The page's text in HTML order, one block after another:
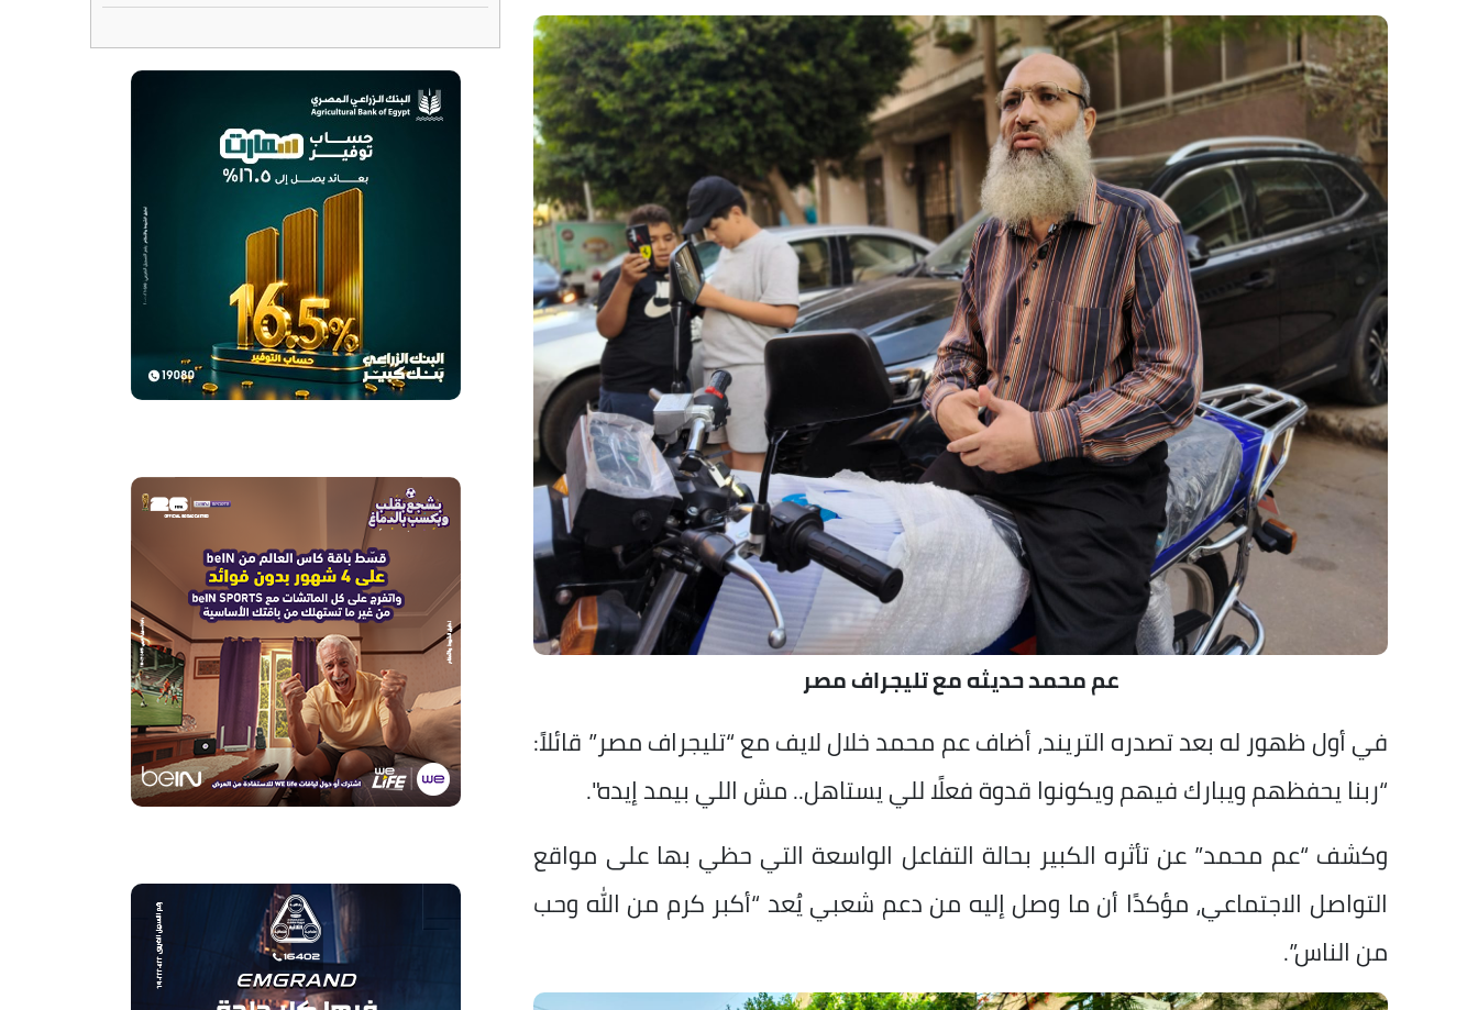
عم محمد حديثه مع تليجراف مصر
في أول ظهور له بعد تصدره التريند، أضاف عم محمد خلال لايف مع “تليجراف مصر” قائلاً:
“ربنا يحفظهم ويبارك فيهم ويكونوا قدوة فعلًا للي يستاهل.. مش اللي بيمد إيده".
وكشف “عم محمد” عن تأثره الكبير بحالة التفاعل الواسعة التي حظي بها على مواقع
التواصل الاجتماعي، مؤكدًا أن ما وصل إليه من دعم شعبي يُعد “أكبر كرم من الله وحب
من الناس”.